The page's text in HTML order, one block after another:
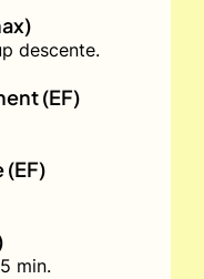
descente.
(EF)
(EF)
min.